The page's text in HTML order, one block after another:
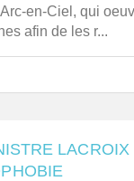
en-Ciel, qui
afin de les r...